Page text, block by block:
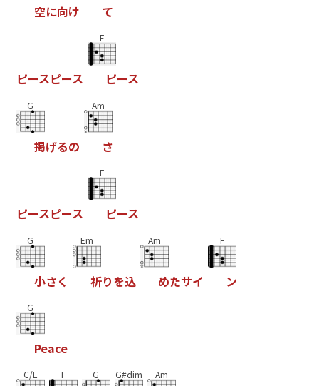
空に向け て
ピースピース
F
ピース
G
掲げるの
Am
さ
ピースピース
F
ピース
G
小さく
Em
祈りを込
Am
めたサイ
F
ン
G
Peace
C/E F G G#dim Am